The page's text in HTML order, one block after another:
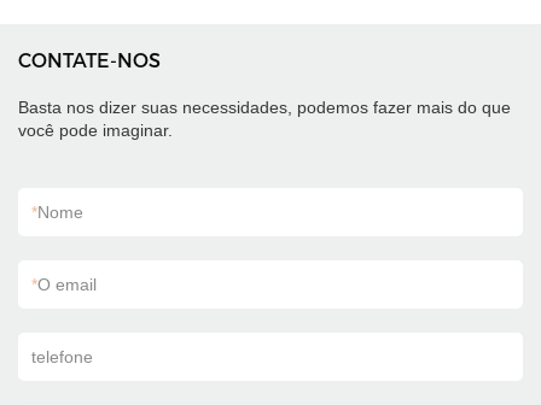
CONTATE-NOS
Basta nos dizer suas necessidades, podemos fazer mais do que
você pode imaginar.
*Nome
*O email
telefone